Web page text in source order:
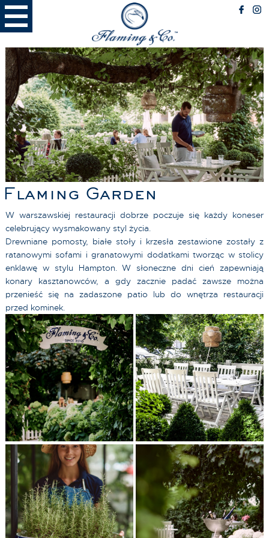
Menu
Miejsce spotkań
Miejsce przyjazne Psom
BIZNES
Spotkania biznesowe
Catering
Nietypowe lokalizacje
RODZINA
Przyjęcia rodzinne
FLAMING LATTE
Latte Menu
Miejsce
Flaming Garden
W warszawskiej restauracji dobrze poczuje się każdy koneser
celebrujący wysmakowany styl życia.
Drewniane pomosty, białe stoły i krzesła zestawione zostały z
ratanowymi sofami i granatowymi dodatkami tworząc w stolicy
enklawę w stylu Hampton. W słoneczne dni cień zapewniają
konary kasztanowców, a gdy zacznie padać zawsze można
przenieść się na zadaszone patio lub do wnętrza restauracji
przed kominek.